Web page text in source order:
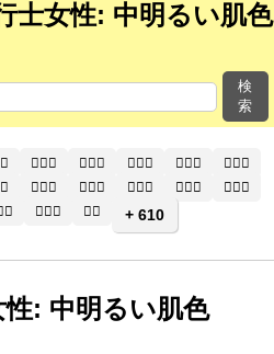
士女性: 中明るい肌色
検
索
🧑🏼‍⚕ 🧑🏽‍⚕️ 🧑🏽‍⚕ 🧑🏾‍⚕️
🧑🏾‍⚕
👨🏻‍⚕ 👨🏼‍⚕️ 👨🏼‍⚕ 👨🏽‍⚕️
👨🏽‍⚕
👨🏿‍⚕ 👩‍⚕️ + 610
: 中明るい肌色